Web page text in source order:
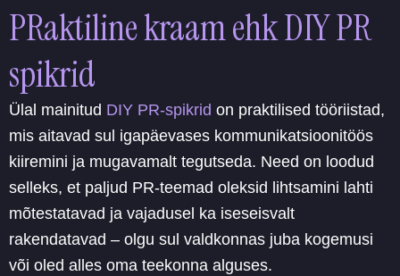
PRaktiline kraam ehk DIY PR
spikrid
Ülal mainitud DIY PR-spikrid on praktilised tööriistad,
mis aitavad sul igapäevases kommunikatsioonitöös
kiiremini ja mugavamalt tegutseda. Need on loodud
selleks, et paljud PR-teemad oleksid lihtsamini lahti
mõtestatavad ja vajadusel ka iseseisvalt
rakendatavad – olgu sul valdkonnas juba kogemusi
või oled alles oma teekonna alguses.